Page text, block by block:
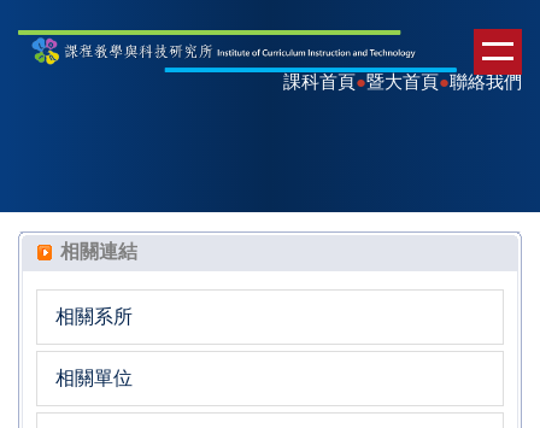
課科首頁●暨大首頁●聯絡我們
相關連結
相關系所
相關單位